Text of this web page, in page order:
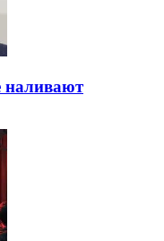
наливают